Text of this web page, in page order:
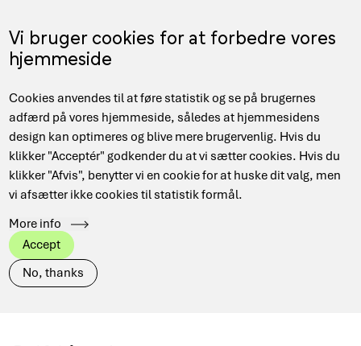
Vi bruger cookies for at forbedre vores
hjemmeside
Cookies anvendes til at føre statistik og se på brugernes
adfærd på vores hjemmeside, således at hjemmesidens
design kan optimeres og blive mere brugervenlig. Hvis du
klikker "Acceptér" godkender du at vi sætter cookies. Hvis du
klikker "Afvis", benytter vi en cookie for at huske dit valg, men
vi afsætter ikke cookies til statistik formål.
More info
Accept
No, thanks
til
hovedindhold
EN
Main
navigation
Brødkrumme
Hjem Om DeiC Historien bag DeiC
Historien bag DeiC
DeiC navnet har eksisteret siden 2012,
men mandat og opgaver har ændret sig